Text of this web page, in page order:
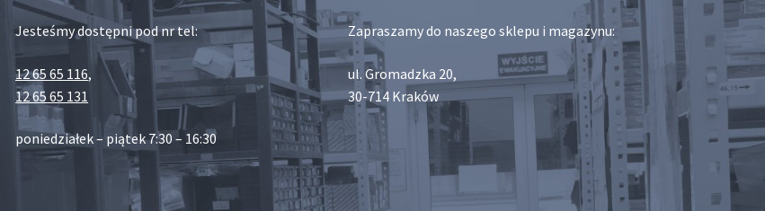
Jesteśmy dostępni pod nr tel:
12 65 65 116,
12 65 65 131
poniedziałek – piątek 7:30 – 16:30
Zapraszamy do naszego sklepu i magazynu:
ul. Gromadzka 20,
30-714 Kraków